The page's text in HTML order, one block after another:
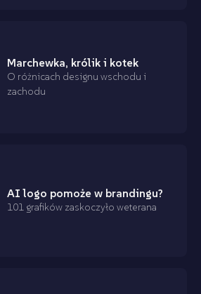
Marchewka, królik i kotek
O różnicach designu wschodu i
zachodu
AI logo pomoże w brandingu?
101 grafików zaskoczyło weterana